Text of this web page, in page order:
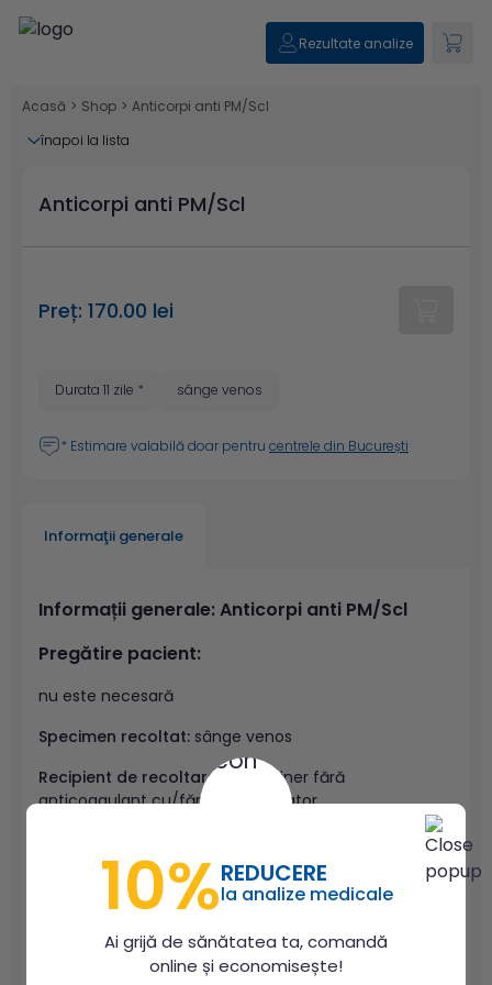
Rezultate analize
Acasă > Shop > Anticorpi anti PM/Scl
înapoi la lista
Anticorpi anti PM/Scl
Preț: 170.00 lei
Durata 11 zile * sânge venos
* Estimare valabilă doar pentru centrele din București
Informaţii generale
Informații generale: Anticorpi anti PM/Scl
Pregătire pacient:
nu este necesară
Specimen recoltat: sânge venos
Recipient de recoltare:
vacutainer fără
anticoagulant cu/fără gel separator
se separă serul
prin centrifugare
Cantitate necesară:1 mL ser
Stabilitate probă:serul este stabil 6 luni refrigerat la
10%REDUCERE
la analize medicale
Ai grijă de sănătatea ta, comandă
online și economisește!